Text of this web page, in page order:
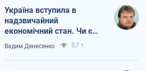
Україна вступила в
надзвичайний
економічний стан. Чи є
світло вкінці тунелю?
Вадим Денисенко 5,7 т.